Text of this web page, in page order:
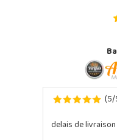
(5/
delais de